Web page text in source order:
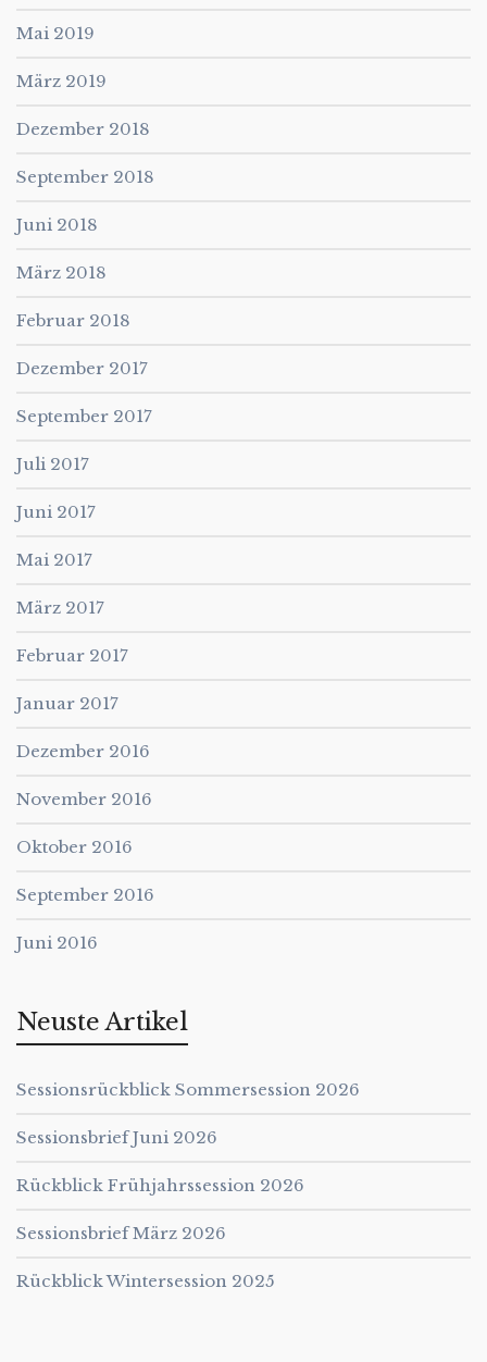
Mai 2019
März 2019
Dezember 2018
September 2018
Juni 2018
März 2018
Februar 2018
Dezember 2017
September 2017
Juli 2017
Juni 2017
Mai 2017
März 2017
Februar 2017
Januar 2017
Dezember 2016
November 2016
Oktober 2016
September 2016
Juni 2016
Neuste Artikel
Sessionsrückblick Sommersession 2026
Sessionsbrief Juni 2026
Rückblick Frühjahrssession 2026
Sessionsbrief März 2026
Rückblick Wintersession 2025